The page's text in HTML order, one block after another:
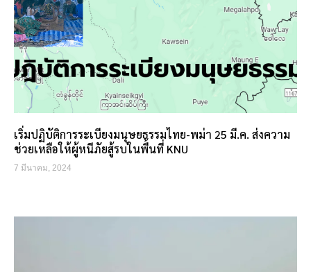
เริ่มปฏิบัติการระเบียงมนุษยธรรมไทย-พม่า 25 มี.ค. ส่งความ
ช่วยเหลือให้ผู้หนีภัยสู้รบในพื้นที่ KNU
7 มีนาคม, 2024